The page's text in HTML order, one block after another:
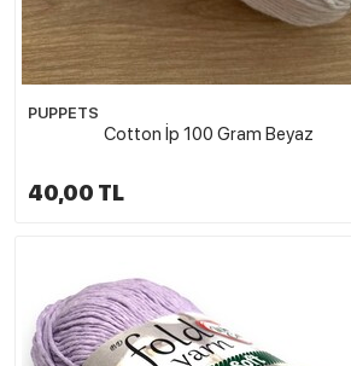
PUPPETS
Cotton İp 100 Gram Beyaz
40,00 TL